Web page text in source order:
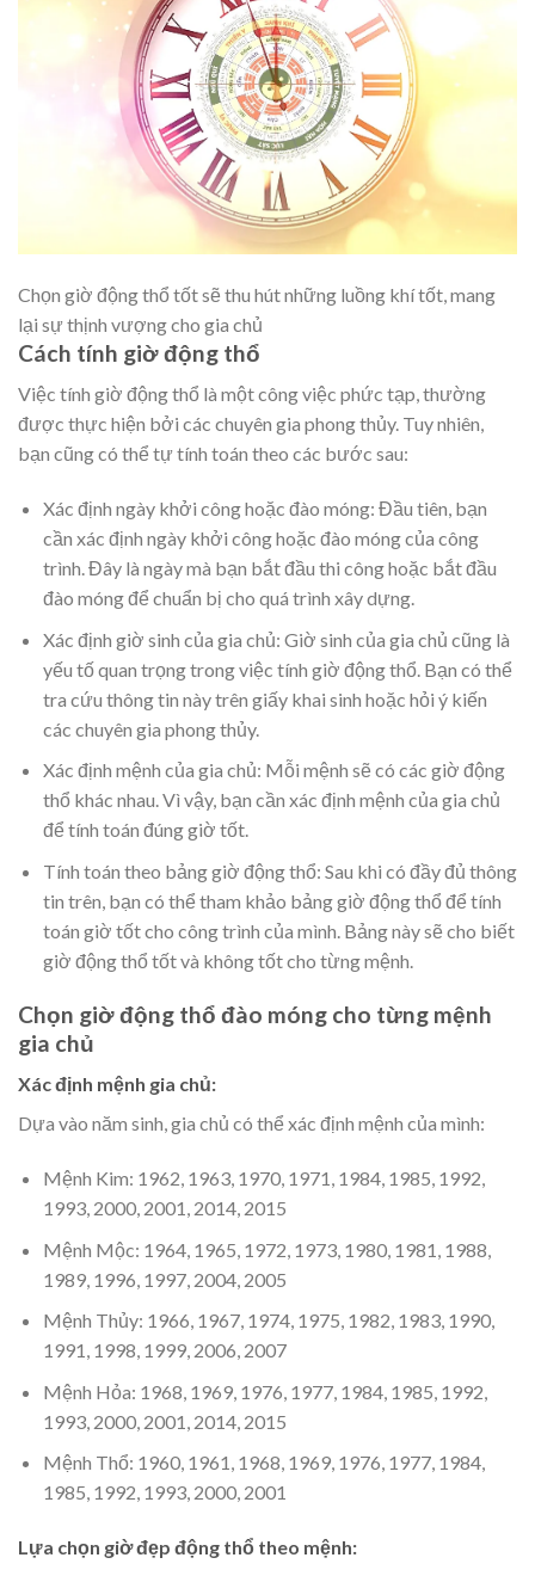
Chọn giờ động thổ tốt sẽ thu hút những luồng khí tốt, mang
lại sự thịnh vượng cho gia chủ
Cách tính giờ động thổ
Việc tính giờ động thổ là một công việc phức tạp, thường
được thực hiện bởi các chuyên gia phong thủy. Tuy nhiên,
bạn cũng có thể tự tính toán theo các bước sau:
Xác định ngày khởi công hoặc đào móng: Đầu tiên, bạn
cần xác định ngày khởi công hoặc đào móng của công
trình. Đây là ngày mà bạn bắt đầu thi công hoặc bắt đầu
đào móng để chuẩn bị cho quá trình xây dựng.
Xác định giờ sinh của gia chủ: Giờ sinh của gia chủ cũng là
yếu tố quan trọng trong việc tính giờ động thổ. Bạn có thể
tra cứu thông tin này trên giấy khai sinh hoặc hỏi ý kiến
các chuyên gia phong thủy.
Xác định mệnh của gia chủ: Mỗi mệnh sẽ có các giờ động
thổ khác nhau. Vì vậy, bạn cần xác định mệnh của gia chủ
để tính toán đúng giờ tốt.
Tính toán theo bảng giờ động thổ: Sau khi có đầy đủ thông
tin trên, bạn có thể tham khảo bảng giờ động thổ để tính
toán giờ tốt cho công trình của mình. Bảng này sẽ cho biết
giờ động thổ tốt và không tốt cho từng mệnh.
Chọn giờ động thổ đào móng cho từng mệnh
gia chủ
Xác định mệnh gia chủ:
Dựa vào năm sinh, gia chủ có thể xác định mệnh của mình:
Mệnh Kim: 1962, 1963, 1970, 1971, 1984, 1985, 1992,
1993, 2000, 2001, 2014, 2015
Mệnh Mộc: 1964, 1965, 1972, 1973, 1980, 1981, 1988,
1989, 1996, 1997, 2004, 2005
Mệnh Thủy: 1966, 1967, 1974, 1975, 1982, 1983, 1990,
1991, 1998, 1999, 2006, 2007
Mệnh Hỏa: 1968, 1969, 1976, 1977, 1984, 1985, 1992,
1993, 2000, 2001, 2014, 2015
Mệnh Thổ: 1960, 1961, 1968, 1969, 1976, 1977, 1984,
1985, 1992, 1993, 2000, 2001
Lựa chọn giờ đẹp động thổ theo mệnh: